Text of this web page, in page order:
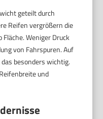
geteilt durch
Reifen vergrößern die
Fläche. Weniger Druck
von Fahrspuren. Auf
besonders wichtig.
und